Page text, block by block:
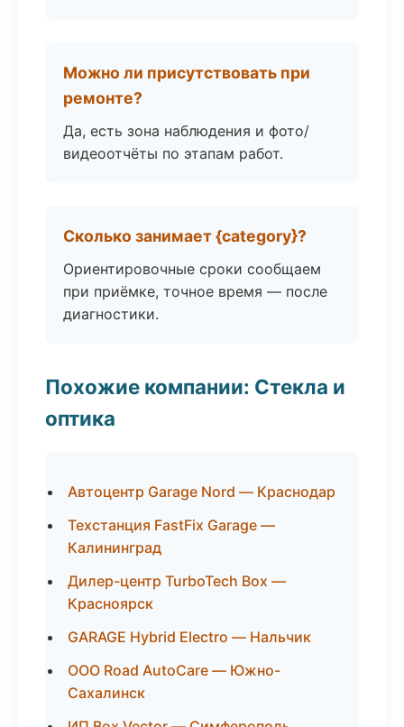
Можно ли присутствовать при
ремонте?
Да, есть зона наблюдения и фото/
видеоотчёты по этапам работ.
Сколько занимает {category}?
Ориентировочные сроки сообщаем
при приёмке, точное время — после
диагностики.
Похожие компании: Стекла и
оптика
Автоцентр Garage Nord — Краснодар
Техстанция FastFix Garage —
Калининград
Дилер-центр TurboTech Box —
Красноярск
GARAGE Hybrid Electro — Нальчик
ООО Road AutoCare — Южно-
Сахалинск